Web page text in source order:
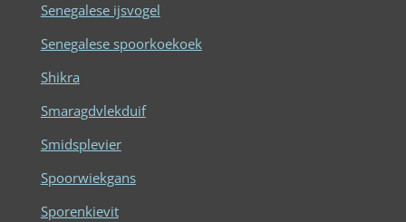
Senegalese ijsvogel
Senegalese spoorkoekoek
Shikra
Smaragdvlekduif
Smidsplevier
Spoorwiekgans
Sporenkievit